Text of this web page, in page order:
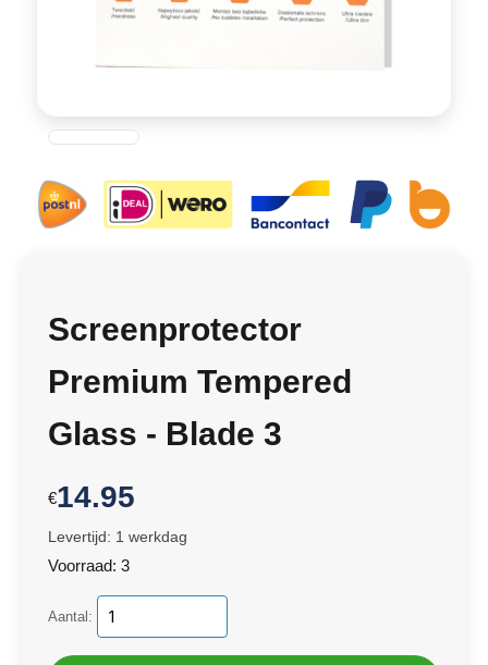
Screenprotector
Premium Tempered
Glass - Blade 3
€14.95
Levertijd: 1 werkdag
Voorraad: 3
Aantal: